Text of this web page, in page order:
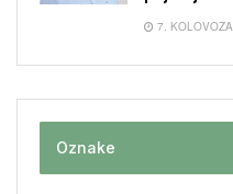
7.
Oznake